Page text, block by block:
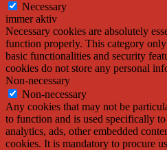
Necessary
immer aktiv
Necessary cookies are absolutely
function properly. This category
basic functionalities and security
cookies do not store any personal
Non-necessary
Non-necessary
Any cookies that may not be
to function and is used specifically
analytics, ads, other embedded
cookies. It is mandatory to procure